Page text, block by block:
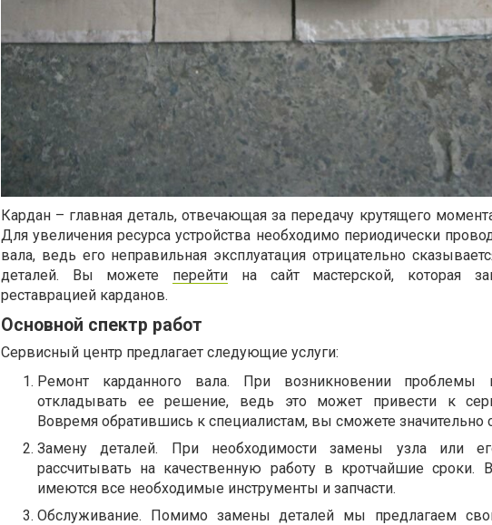
Кардан – главная деталь, отвечающая за передачу крутящего
Для увеличения ресурса устройства необходимо периодически
вала, ведь его неправильная эксплуатация отрицательно
деталей. Вы можете перейти на сайт мастерской, которая
реставрацией карданов.
Основной спектр работ
Сервисный центр предлагает следующие услуги:
Ремонт карданного вала. При возникновении
откладывать ее решение, ведь это может привести к
Вовремя обратившись к специалистам, вы сможете значительно
Замену деталей. При необходимости замены узла или
рассчитывать на качественную работу в кротчайшие
имеются все необходимые инструменты и запчасти.
Обслуживание. Помимо замены деталей мы предлагаем